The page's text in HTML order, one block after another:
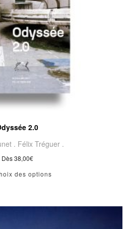
2.0
. Félix Tréguer .
Dès38,00€
des options